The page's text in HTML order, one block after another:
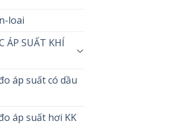
loai
ÁP SUẤT KHÍ
áp suất có dầu
áp suất hơi KK